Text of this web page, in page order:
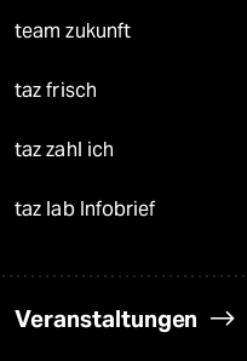
team zukunft
taz frisch
taz zahl ich
taz lab Infobrief
Veranstaltungen